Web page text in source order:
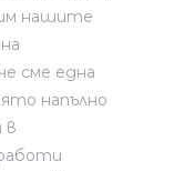
нашите
сме една
напълно
в